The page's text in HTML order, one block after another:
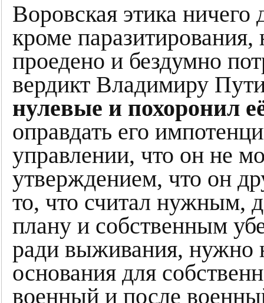
Воровская этика ничего
кроме
проедено и бездумно
вердикт Владимиру
нулевые и похоронил
оправдать его
управлении, что он не
утверждением, что он
то, что считал нужным,
плану и собственным
ради выживания, нужно
основания для
военный и после